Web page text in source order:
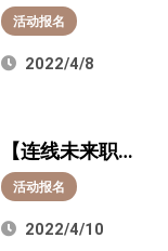
惧：致华理商
学院生命共同
活动报名
2022/4/8
【连线未来职
场 企业直播系
列活动】4月12
活动报名
2022/4/10